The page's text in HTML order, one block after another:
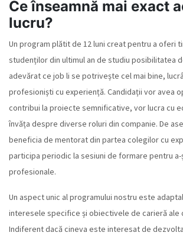
Ce înseamnă mai exact
lucru?
Un program plătit de 12 luni creat pentru a oferi
studenților din ultimul an de studiu posibilitatea
adevărat ce job li se potrivește cel mai bine,
profesioniști cu experiență. Candidații vor avea
contribui la proiecte semnificative, vor lucra cu
învăța despre diverse roluri din companie. De
beneficia de mentorat din partea colegilor cu
participa periodic la sesiuni de formare pentru
profesionale.
Un aspect unic al programului nostru este
interesele specifice și obiectivele de carieră ale
Indiferent dacă cineva este interesat de